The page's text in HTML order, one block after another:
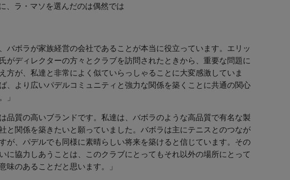
、ラ・マソを選んだのは偶然では
バボラが家族経営の会社であることが本当に役立っています。エリッ
がディレクターの方々とクラブを訪問されたときから、重要な問題に
方が、私達と非常によく似ていらっしゃることに大変感激していま
、より広いパデルコミュニティと強力な関係を築くことに共通の関心
」
品質の高いブランドです。私達は、バボラのような高品質で有名な製
と関係を築きたいと願っていました。バボラは主にテニスとのつなが
が、パデルでも同様に素晴らしい将来を築けると信じています。その
に協力しあうことは、このクラブにとってもそれ以外の場所にとって
味のあることだと思います。」